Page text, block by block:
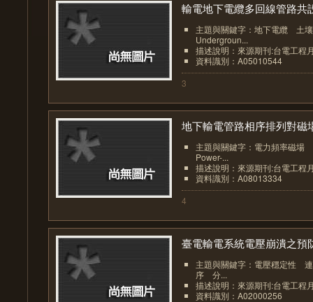
輸電地下電纜多回線管路共
主題與關鍵字：地下電纜
Undergroun...
描述說明：來源期刊:台電工程
資料識別：A05010544
3
地下輸電管路相序排列對磁
主題與關鍵字：電力頻率磁
Power-...
描述說明：來源期刊:台電工程
資料識別：A08013334
4
臺電輸電系統電壓崩潰之預
主題與關鍵字：電壓穩定性
序 分...
描述說明：來源期刊:台電工程
資料識別：A02000256